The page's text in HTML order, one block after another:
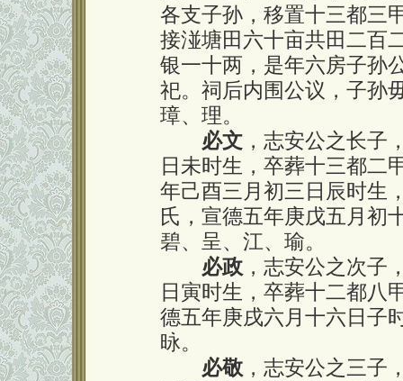
各支子孙，移置十三都三
接湴塘田六十亩共田二百
银一十两，是年六房子孙
祀。祠后内围公议，子孙
璋、理。
必文 ，志安公之长子
日未时生，卒葬十三都二
年己酉三月初三日辰时生
氏，宣德五年庚戊五月初
碧、呈、江、瑜。
必政 ，志安公之次子
日寅时生，卒葬十二都八
德五年庚戌六月十六日子
昹。
必敬 ，志安公之三子